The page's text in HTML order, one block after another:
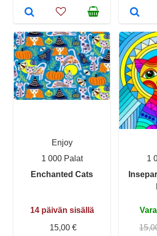
Enjoy
1 000 Palat
Enchanted Cats
14 päivän sisällä
15,00 €
1